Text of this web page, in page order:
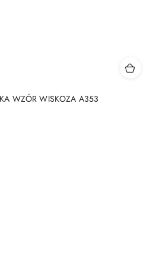
WZÓR WISKOZA A353